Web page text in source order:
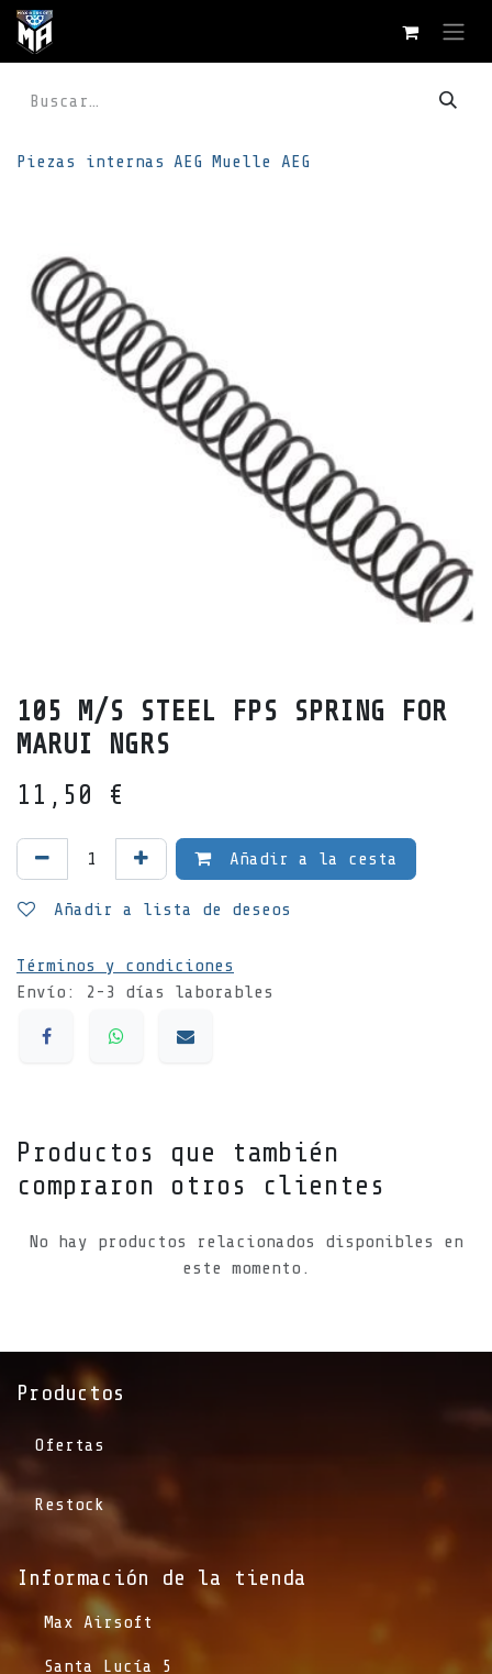
Ir al contenido
Piezas internas AEG Muelle AEG
105 M/S STEEL FPS SPRING FOR
MARUI NGRS
11,50
€
Añadir a la cesta
Añadir a lista de deseos
Términos y condiciones
Envío: 2-3 días laborables
Productos que también
compraron otros clientes
No hay productos relacionados disponibles en
este momento.
Productos
Ofertas
Restock
Información de la tienda​
​Max Airsoft
​Santa Lucía 5